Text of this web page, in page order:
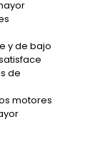
y de bajo
de
motores